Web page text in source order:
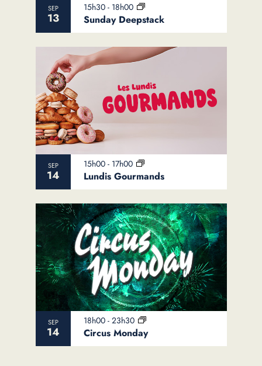
SEP
13 Sunday Deepstack
15h30 - 18h00
SEP
14 Lundis Gourmands
15h00 - 17h00
SEP
14 Circus Monday
18h00 - 23h30